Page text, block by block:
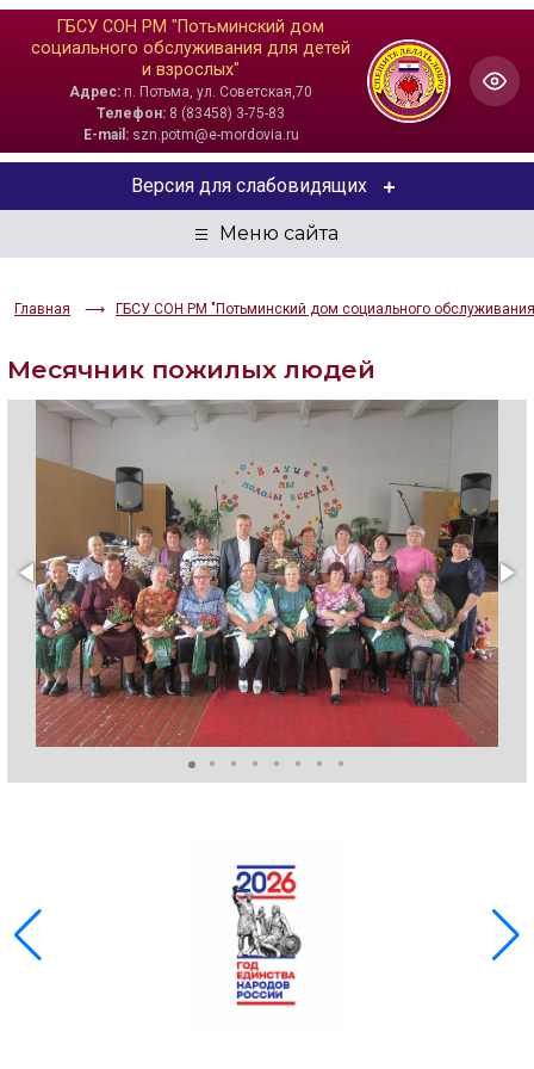
ГБСУ СОН РМ "Потьминский дом
социального обслуживания для детей
и взрослых"
Адрес: п. Потьма, ул. Советская,70
Телефон: 8 (83458) 3-75-83
E-mail:szn.potm@e-mordovia.ru
Главная ГБСУ СОН РМ "Потьминский дом социального
Версия для слабовидящих
ЦВЕТОВАЯ СХЕМА
Aa Aa Aa
Скрыть Ч/б
ГОЛОС
🔊 Включить озвучивание
Настройки по умолчанию
Настройки по умолчанию
Месячник пожилых людей